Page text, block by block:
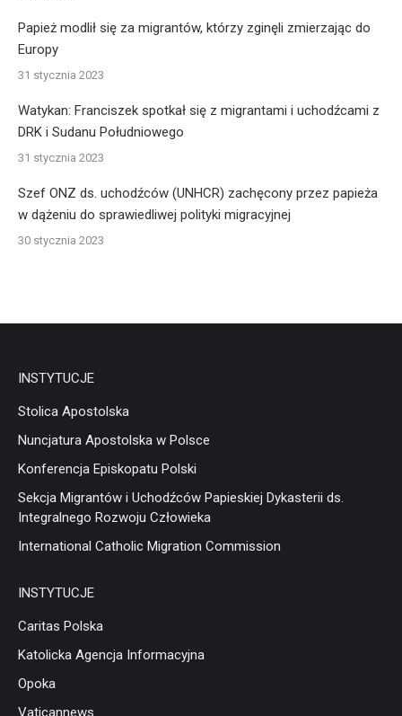
Papież modlił się za migrantów, którzy zginęli zmierzając do
Europy
31 stycznia 2023
Watykan: Franciszek spotkał się z migrantami i uchodźcami z
DRK i Sudanu Południowego
31 stycznia 2023
Szef ONZ ds. uchodźców (UNHCR) zachęcony przez papieża
w dążeniu do sprawiedliwej polityki migracyjnej
30 stycznia 2023
INSTYTUCJE
Stolica Apostolska
Nuncjatura Apostolska w Polsce
Konferencja Episkopatu Polski
Sekcja Migrantów i Uchodźców Papieskiej Dykasterii ds.
Integralnego Rozwoju Człowieka
International Catholic Migration Commission
INSTYTUCJE
Caritas Polska
Katolicka Agencja Informacyjna
Opoka
Vaticannews